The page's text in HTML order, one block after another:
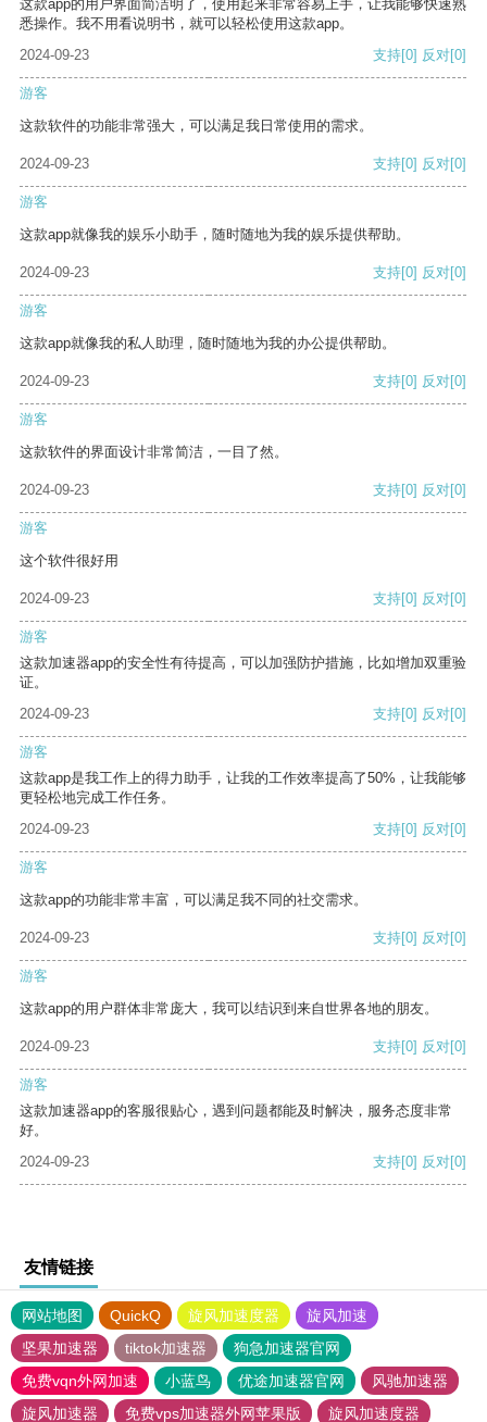
这款app的用户界面简洁明了，使用起来非常容易上手，让我能够快速熟
悉操作。我不用看说明书，就可以轻松使用这款app。
2024-09-23
支持[0] 反对[0]
游客
这款软件的功能非常强大，可以满足我日常使用的需求。
2024-09-23 支持[0] 反对[0]
游客
这款app就像我的娱乐小助手，随时随地为我的娱乐提供帮助。
2024-09-23 支持[0] 反对[0]
游客
这款app就像我的私人助理，随时随地为我的办公提供帮助。
2024-09-23 支持[0] 反对[0]
游客
这款软件的界面设计非常简洁，一目了然。
2024-09-23 支持[0] 反对[0]
游客
这个软件很好用
2024-09-23 支持[0] 反对[0]
游客
这款加速器app的安全性有待提高，可以加强防护措施，比如增加双重验
证。
2024-09-23
支持[0] 反对[0]
游客
这款app是我工作上的得力助手，让我的工作效率提高了50%，让我能够
更轻松地完成工作任务。
2024-09-23
支持[0] 反对[0]
游客
这款app的功能非常丰富，可以满足我不同的社交需求。
2024-09-23 支持[0] 反对[0]
游客
这款app的用户群体非常庞大，我可以结识到来自世界各地的朋友。
2024-09-23 支持[0] 反对[0]
游客
这款加速器app的客服很贴心，遇到问题都能及时解决，服务态度非常
好。
2024-09-23
支持[0] 反对[0]
友情链接
网站地图 QuickQ 旋风加速度器
旋风加速
坚果加速器
tiktok加速器
狗急加速器官网
免费vqn外网加速
小蓝鸟 优途加速器官网
风驰加速器
旋风加速器
免费vps加速器外网苹果版 旋风加速度器